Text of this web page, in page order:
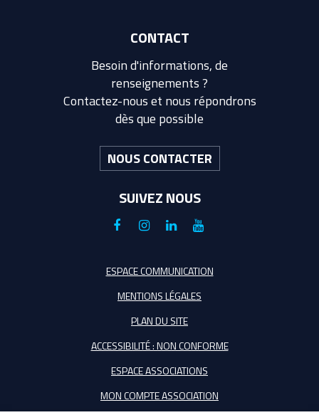
CONTACT
Besoin d'informations, de
renseignements ?
Contactez-nous et nous répondrons
dès que possible
NOUS CONTACTER
SUIVEZ NOUS
Lien
le
Facebook
Lien
le
compte
Instagram
Lien
le
compte
Linkedin
Lien
la
Youtube
ESPACE COMMUNICATION
MENTIONS LÉGALES
PLAN DU SITE
ACCESSIBILITÉ : NON CONFORME
ESPACE ASSOCIATIONS
MON COMPTE ASSOCIATION